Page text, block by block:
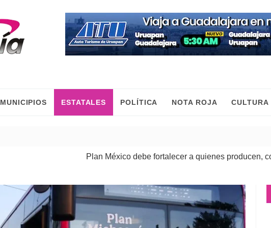
MUNICIPIOS ESTATALES POLÍTICA NOTA ROJA CULTURA
Plan México debe fortalecer a quienes producen, comercian y mueven